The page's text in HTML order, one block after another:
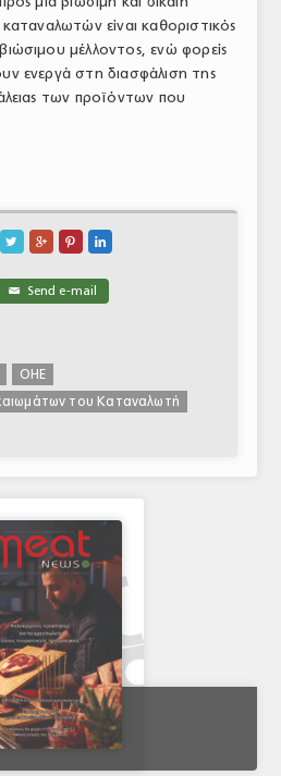
είναι καθοριστικός
μέλλοντος, ενώ φορείς
ενεργά στη διασφάλιση της
των προϊόντων που
   
✉ Send e-mail
ΟΗΕ
του Καταναλωτή